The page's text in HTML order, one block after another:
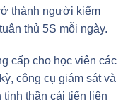
thành người kiểm
thủ 5S mỗi ngày.
cấp cho học viên các
công cụ giám sát và
thần cải tiến liên